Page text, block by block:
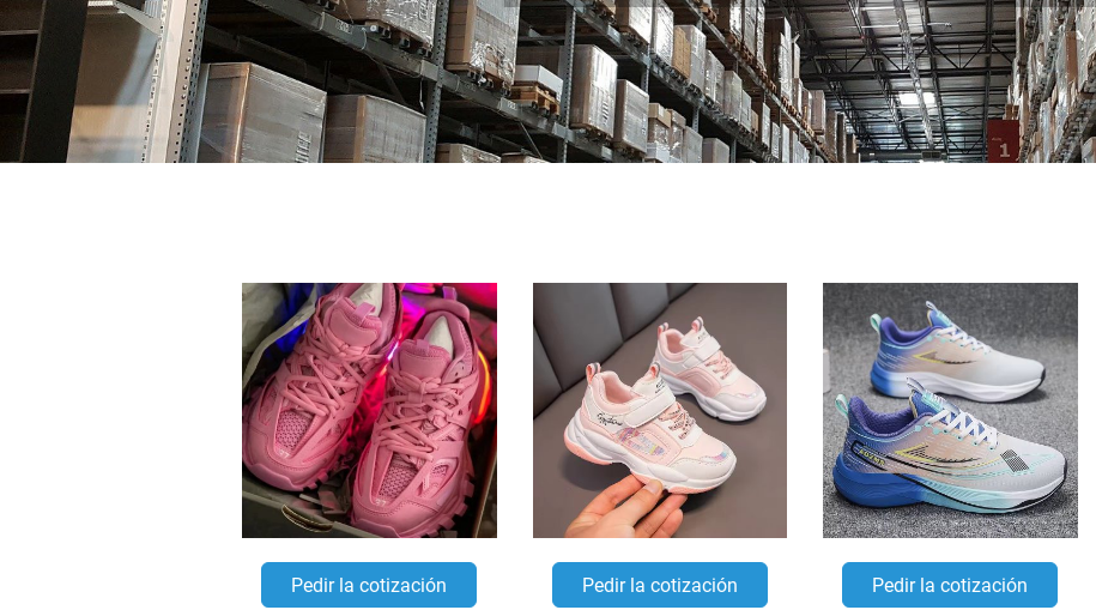
Pedir la cotización Pedir la cotización Pedir la cotización